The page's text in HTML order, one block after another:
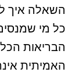
השאלה איך
כל מי
הבריאות
האמיתית